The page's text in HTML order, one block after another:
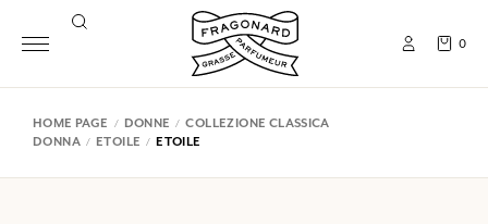
0
HOME PAGE DONNE
COLLEZIONE CLASSICA
DONNA
ETOILE ETOILE